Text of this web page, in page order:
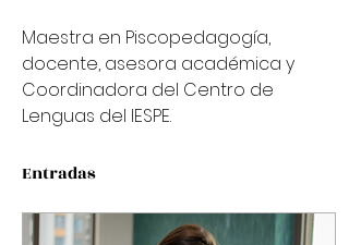
Maestra en Piscopedagogía,
docente, asesora académica y
Coordinadora del Centro de
Lenguas del IESPE.
Entradas